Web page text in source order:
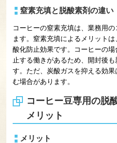
窒素充填と脱酸素剤の違い
コーヒーの窒素充填は、業務用
ます。窒素充填によるメリット
酸化防止効果です。コーヒーの
止する働きがあるため、開封後
す。ただ、炭酸ガスを抑える効
む場合があります。
コーヒー豆専用の脱
メリット
メリット